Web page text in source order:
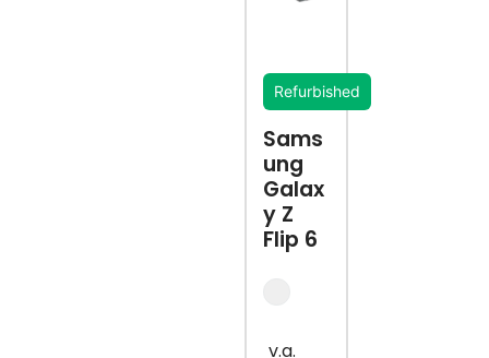
Refurbished
Sams
ung
Galax
y Z
Flip 6